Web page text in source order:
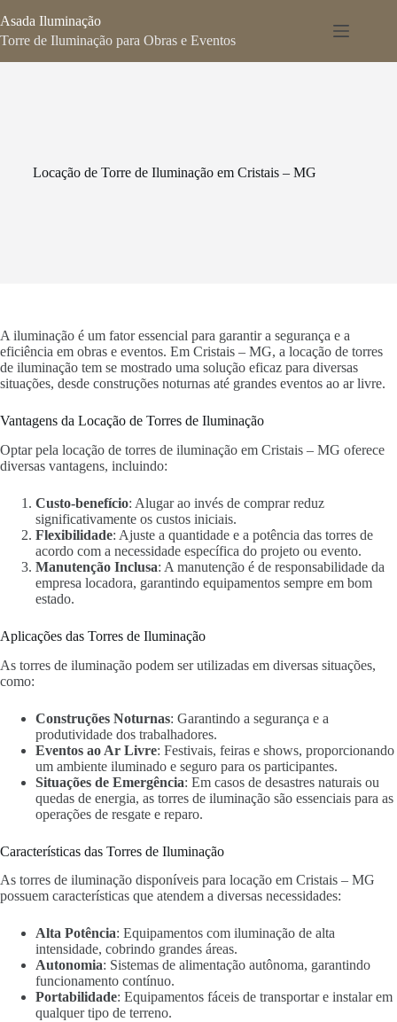
para
o
Asada Iluminação
Torre de Iluminação para Obras e Eventos
Locação de Torre de Iluminação em Cristais – MG
A iluminação é um fator essencial para garantir a segurança e a
eficiência em obras e eventos. Em Cristais – MG, a locação de torres
de iluminação tem se mostrado uma solução eficaz para diversas
situações, desde construções noturnas até grandes eventos ao ar livre.
Vantagens da Locação de Torres de Iluminação
Optar pela locação de torres de iluminação em Cristais – MG oferece
diversas vantagens, incluindo:
Custo-benefício: Alugar ao invés de comprar reduz
significativamente os custos iniciais.
Flexibilidade: Ajuste a quantidade e a potência das torres de
acordo com a necessidade específica do projeto ou evento.
Manutenção Inclusa: A manutenção é de responsabilidade da
empresa locadora, garantindo equipamentos sempre em bom
estado.
Aplicações das Torres de Iluminação
As torres de iluminação podem ser utilizadas em diversas situações,
como:
Construções Noturnas: Garantindo a segurança e a
produtividade dos trabalhadores.
Eventos ao Ar Livre: Festivais, feiras e shows, proporcionando
um ambiente iluminado e seguro para os participantes.
Situações de Emergência: Em casos de desastres naturais ou
quedas de energia, as torres de iluminação são essenciais para as
operações de resgate e reparo.
Características das Torres de Iluminação
As torres de iluminação disponíveis para locação em Cristais – MG
possuem características que atendem a diversas necessidades:
Alta Potência: Equipamentos com iluminação de alta
intensidade, cobrindo grandes áreas.
Autonomia: Sistemas de alimentação autônoma, garantindo
funcionamento contínuo.
Portabilidade: Equipamentos fáceis de transportar e instalar em
qualquer tipo de terreno.